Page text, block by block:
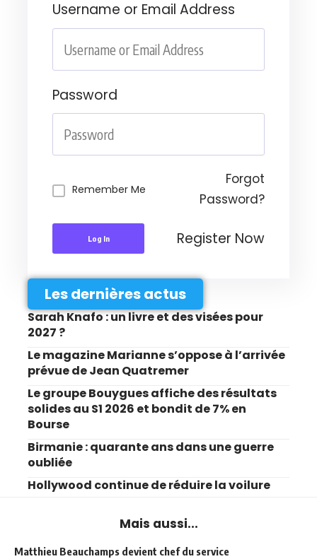
Username or Email Address
Password
Remember Me
Forgot
Password?
Log In Register Now
Les dernières actus
Sarah Knafo : un livre et des visées pour
2027 ?
Le magazine Marianne s’oppose à l’arrivée
prévue de Jean Quatremer
Le groupe Bouygues affiche des résultats
solides au S1 2026 et bondit de 7% en
Bourse
Birmanie : quarante ans dans une guerre
oubliée
Hollywood continue de réduire la voilure
Mais aussi...
Matthieu Beauchamps devient chef du service